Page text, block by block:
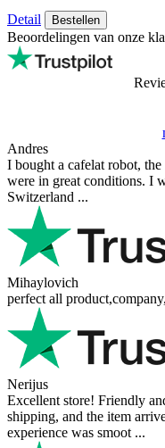
Detail Bestellen
Beoordelingen van onze
Andres
I bought a cafelat robot,
were in great conditions. I
Switzerland ...
Mihaylovich
perfect all
Nerijus
Excellent store! Friendly
shipping, and the item
experience was smoot ...